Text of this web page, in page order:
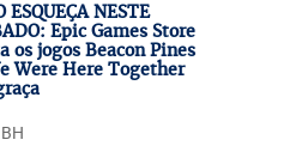
ESQUEÇA NESTE
Epic Games Store
os jogos Beacon Pines
Were Here Together